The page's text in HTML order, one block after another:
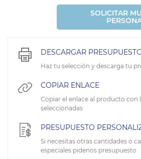
SOLICITAR
DESCARGAR
Haz tu selección y descarga tu
COPIAR ENLACE
Copiar el enlace al producto con
seleccionadas
PRESUPUESTO
Si necesitas otras cantidades o
especiales pidenos presupuesto